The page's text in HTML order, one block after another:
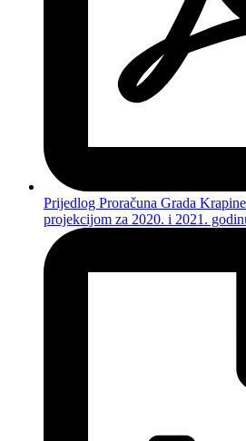
Prijedlog Proračuna Grada
projekcijom za 2020. i 2021.